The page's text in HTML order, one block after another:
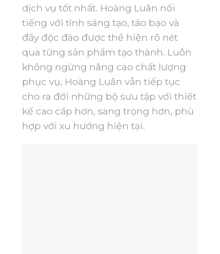
dịch vụ tốt nhất. Hoàng Luân nổi
tiếng với tính sáng tạo, táo bạo và
đầy độc đáo được thể hiện rõ nét
qua từng sản phẩm tạo thành. Luôn
không ngừng nâng cao chất lượng
phục vụ, Hoàng Luân vẫn tiếp tục
cho ra đời những bộ sưu tập với thiết
kế cao cấp hơn, sang trọng hơn, phù
hợp với xu hướng hiện tại.